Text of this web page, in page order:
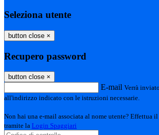
Seleziona utente
button close ×
Recupero password
button close ×
E-mail Verrà
all'indirizzo indicato con le istruzioni necessarie.
Non hai una e-mail associata al nome utente? Effettua
tramite la Login Spaggiari